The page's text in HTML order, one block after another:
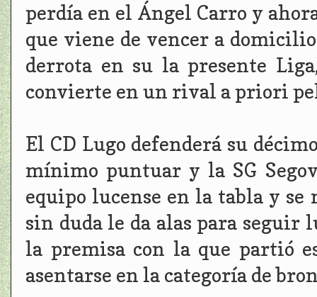
perdía en el Ángel Carro y
que viene de vencer a
derrota en su la presente
convierte en un rival a priori
El CD Lugo defenderá su
mínimo puntuar y la SG
equipo lucense en la tabla y
sin duda le da alas para seguir
la premisa con la que partió
asentarse en la categoría de